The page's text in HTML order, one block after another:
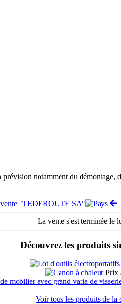
notamment du
"TEDEROUTE SA"
La vente s'est terminée le
Découvrez les produits
Prix
Voir tous les produits de la